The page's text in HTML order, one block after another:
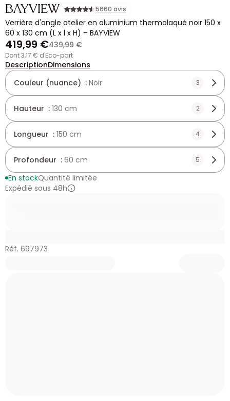
BAYVIEW 5660 avis
Verrière d'angle atelier en aluminium thermolaqué noir 150 x
60 x 130 cm (L x l x H) – BAYVIEW
419,99 €439,99 €
dont 3,17 € d'Eco-part
DescriptionDimensions
Couleur (nuance) : Noir 3
Hauteur : 130 cm 2
Longueur : 150 cm 4
Profondeur : 60 cm 5
En stockQuantité limitée
Expédié sous 48h
Réf. 697973